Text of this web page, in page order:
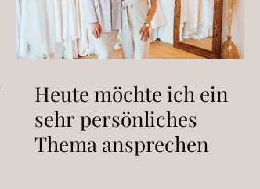
Heute möchte ich ein
sehr persönliches
Thema ansprechen